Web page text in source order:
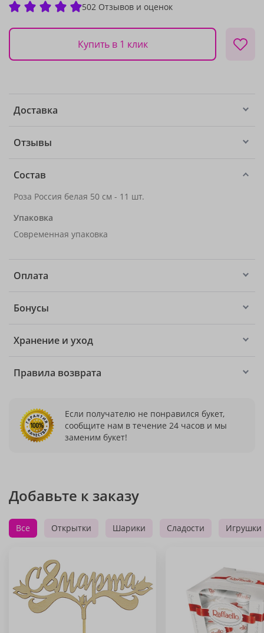
502 Отзывов и оценок
Купить в 1 клик
Доставка
Отзывы
Состав
Роза Россия белая 50 см - 11 шт.
Упаковка
Современная упаковка
Оплата
Бонусы
Хранение и уход
Правила возврата
Если получателю не понравился букет,
сообщите нам в течение 24 часов и мы
заменим букет!
Добавьте к заказу
Все Открытки Шарики Сладости Игрушки